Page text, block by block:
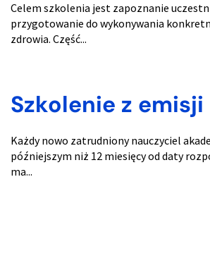
Celem szkolenia jest zapoznanie
przygotowanie do wykonywania
zdrowia. Część...
Szkolenie z emisji
Każdy nowo zatrudniony nauczyciel
późniejszym niż 12 miesięcy od daty
ma...